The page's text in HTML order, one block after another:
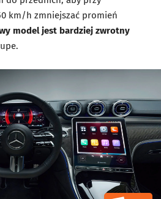
km/h zmniejszać promień
model jest bardziej zwrotny